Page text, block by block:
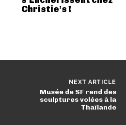
Christie’s !
NEXT ARTICLE
Musée de SF rend des
sculptures volées à la
Thaïlande